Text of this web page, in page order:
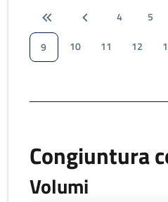
4 5
9
10 11 12
Congiuntura
Volumi